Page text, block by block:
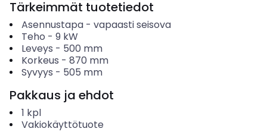
Tärkeimmät tuotetiedot
Asennustapa- vapaasti seisova
Teho - 9 kW
Leveys - 500 mm
Korkeus - 870 mm
Syvyys - 505 mm
Pakkaus ja ehdot
1 kpl
Vakiokäyttötuote